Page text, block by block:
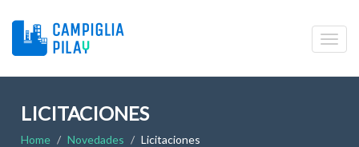
LICITACIONES
Home Novedades Licitaciones